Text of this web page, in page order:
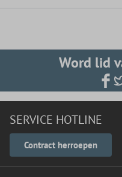
Word lid
SERVICE HOTLINE
Contract herroepen